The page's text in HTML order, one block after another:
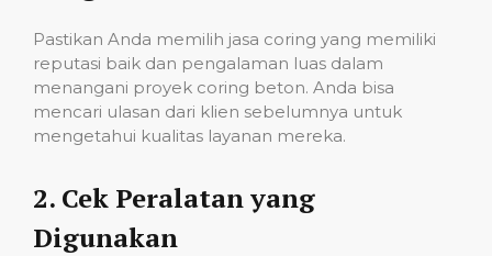
Pastikan Anda memilih jasa coring yang memiliki
reputasi baik dan pengalaman luas dalam
menangani proyek coring beton. Anda bisa
mencari ulasan dari klien sebelumnya untuk
mengetahui kualitas layanan mereka.
2. Cek Peralatan yang
Digunakan